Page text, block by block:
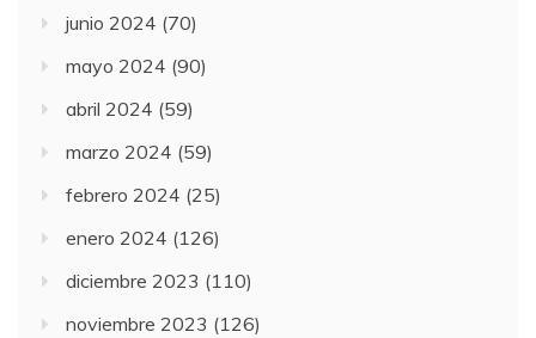
junio 2024 (70)
mayo 2024 (90)
abril 2024 (59)
marzo 2024 (59)
febrero 2024 (25)
enero 2024 (126)
diciembre 2023 (110)
noviembre 2023 (126)